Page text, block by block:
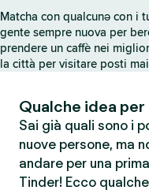
Matcha con qualcunə con i
gente sempre nuova per
prendere un caffè nei
la città per visitare posti
Qualche idea
Sai già quali sono i
nuove persone, ma
andare per una
Tinder! Ecco